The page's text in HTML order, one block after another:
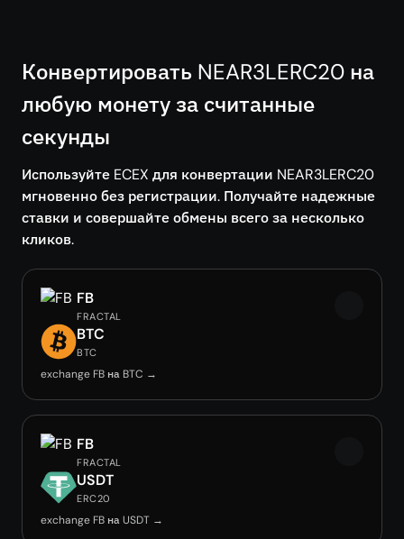
Конвертировать NEAR3LERC20 на
любую монету за считанные
секунды
Используйте ECEX для конвертации NEAR3LERC20
мгновенно без регистрации. Получайте надежные
ставки и совершайте обмены всего за несколько
кликов.
FB
FRACTAL
BTC
BTC
exchange FB на BTC →
FB
FRACTAL
USDT
ERC20
exchange FB на USDT →